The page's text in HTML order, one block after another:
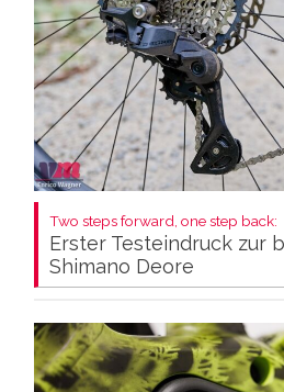
Two steps forward, one step back:
Erster Testeindruck zur
Shimano Deore